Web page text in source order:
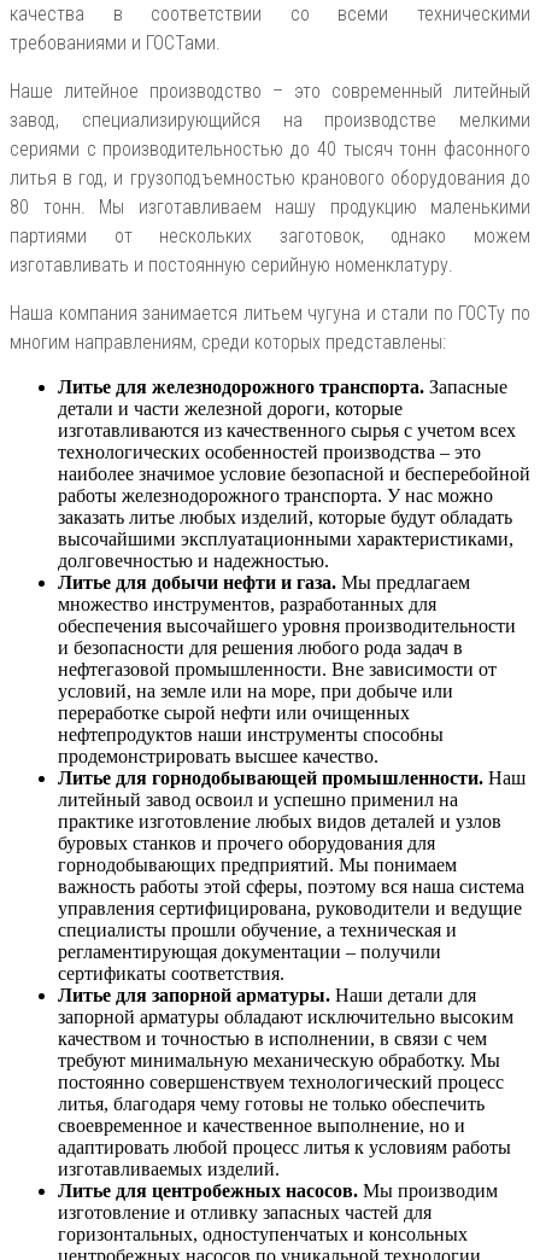
качества в соответствии со всеми техническими
требованиями и ГОСТами.
Наше литейное производство – это современный литейный
завод, специализирующийся на производстве мелкими
сериями с производительностью до 40 тысяч тонн фасонного
литья в год, и грузоподъемностью кранового оборудования до
80 тонн. Мы изготавливаем нашу продукцию маленькими
партиями от нескольких заготовок, однако можем
изготавливать и постоянную серийную номенклатуру.
Наша компания занимается литьем чугуна и стали по ГОСТу по
многим направлениям, среди которых представлены:
Литье для железнодорожного транспорта. Запасные
детали и части железной дороги, которые
изготавливаются из качественного сырья с учетом всех
технологических особенностей производства – это
наиболее значимое условие безопасной и бесперебойной
работы железнодорожного транспорта. У нас можно
заказать литье любых изделий, которые будут обладать
высочайшими эксплуатационными характеристиками,
долговечностью и надежностью.
Литье для добычи нефти и газа. Мы предлагаем
множество инструментов, разработанных для
обеспечения высочайшего уровня производительности
и безопасности для решения любого рода задач в
нефтегазовой промышленности. Вне зависимости от
условий, на земле или на море, при добыче или
переработке сырой нефти или очищенных
нефтепродуктов наши инструменты способны
продемонстрировать высшее качество.
Литье для горнодобывающей промышленности. Наш
литейный завод освоил и успешно применил на
практике изготовление любых видов деталей и узлов
буровых станков и прочего оборудования для
горнодобывающих предприятий. Мы понимаем
важность работы этой сферы, поэтому вся наша система
управления сертифицирована, руководители и ведущие
специалисты прошли обучение, а техническая и
регламентирующая документации – получили
сертификаты соответствия.
Литье для запорной арматуры. Наши детали для
запорной арматуры обладают исключительно высоким
качеством и точностью в исполнении, в связи с чем
требуют минимальную механическую обработку. Мы
постоянно совершенствуем технологический процесс
литья, благодаря чему готовы не только обеспечить
своевременное и качественное выполнение, но и
адаптировать любой процесс литья к условиям работы
изготавливаемых изделий.
Литье для центробежных насосов. Мы производим
изготовление и отливку запасных частей для
горизонтальных, одноступенчатых и консольных
центробежных насосов по уникальной технологии,